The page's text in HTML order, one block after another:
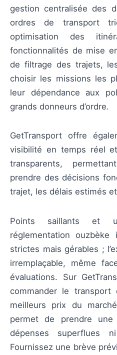
gestion centralisée des
ordres de transport
optimisation des
fonctionnalités de mise
de filtrage des trajets,
choisir les missions les
leur dépendance aux
grands donneurs d’ordre.
GetTransport offre
visibilité en temps réel
transparents,
prendre des décisions
trajet, les délais estimés
Points saillants et
réglementation ouzbèke
strictes mais gérables ;
irremplaçable, même
évaluations. Sur
commander le transport
meilleurs prix du
permet de prendre une
dépenses superflues
Fournissez une brève